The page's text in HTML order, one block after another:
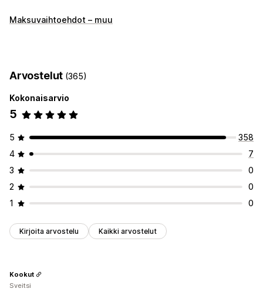
Ostoskorin näkymä
Lisämaksut
Kassan mukauttaminen
Maksutapojen säännöt
Maksuvaihtoehdot – muu
Arvostelut (365)
Kokonaisarvio
5
5
358
4
7
3
0
2
0
1
0
Kirjoita arvostelu Kaikki arvostelut
Kookut
Sveitsi